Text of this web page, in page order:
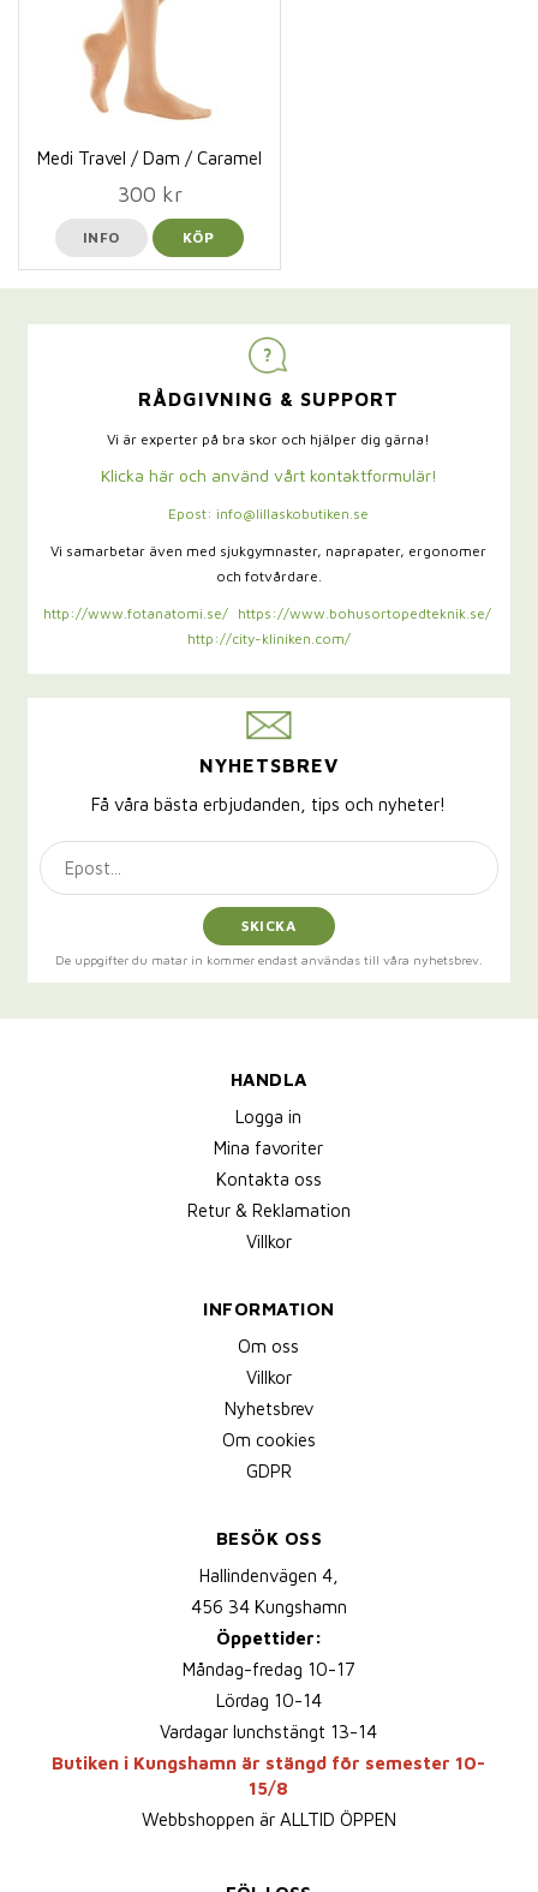
Medi Travel / Dam / Caramel
300 kr
INFO KÖP
RÅDGIVNING & SUPPORT
Vi är experter på bra skor och hjälper dig gärna!
Klicka här och använd vårt kontaktformulär!
Epost: info@lillaskobutiken.se
Vi samarbetar även med sjukgymnaster, naprapater, ergonomer
och fotvårdare.
http://www.fotanatomi.se/
https://www.bohusortopedteknik.se/
http://city-kliniken.com/
NYHETSBREV
Få våra bästa erbjudanden, tips och nyheter!
SKICKA
De uppgifter du matar in kommer endast användas till våra nyhetsbrev.
HANDLA
Logga in
Mina favoriter
Kontakta oss
Retur & Reklamation
Villkor
INFORMATION
Om oss
Villkor
Nyhetsbrev
Om cookies
GDPR
BESÖK OSS
Hallindenvägen 4,
456 34 Kungshamn
Öppettider:
Måndag-fredag 10-17
Lördag 10-14
Vardagar lunchstängt 13-14
Butiken i Kungshamn är stängd för semester 10-
15/8
Webbshoppen är ALLTID ÖPPEN